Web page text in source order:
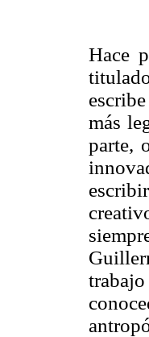
Hace
más
parte,